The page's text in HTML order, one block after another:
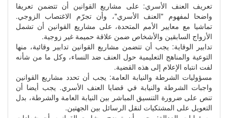
تعريف العنف الأسري: على مشاريع القوانين أن تتضمن تعريفا
واضحا لمفهوم "العنف الأسري"، وأن تجرّم الاغتصاب الزوجي.
تماشيا مع معايير الأمم المتحدة، على مشاريع القوانين أن تشمل
الأزواج السابقين والأشخاص ضمن علاقة حميمة غير زوجية.
تدابير الوقاية: يجب أن تتضمن مشاريع القوانين تدابير وقائية، منها
التوعية والمناهج التعليمية حول العنف ضد النساء، وكل ما من شأنه
لفت انتباه الإعلام إلى هذه القضية.
مسؤوليات الشرطة والنيابة العامة: يجب أن تحدد مشاريع القوانين
واجبات الشرطة والنيابة في قضايا العنف الأسري. يجب أيضا أن
تنص على ضرورة التنسيق المباشر بين النيابة العامة والشرطة، بدل
التعويل على المشتكيات لنقل الرسائل بين الجهتين.